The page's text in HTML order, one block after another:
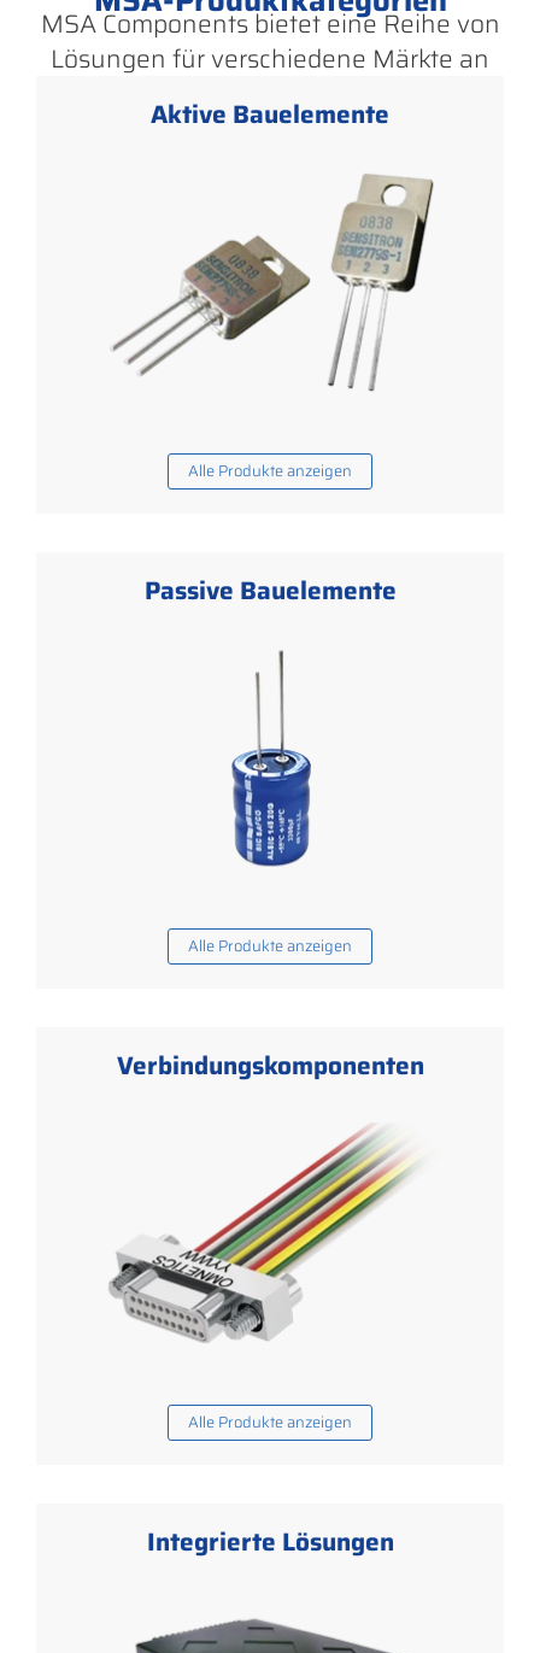
MSA Components bietet eine Reihe von
Lösungen für verschiedene Märkte an
Aktive Bauelemente
Alle Produkte anzeigen
Passive Bauelemente
Alle Produkte anzeigen
Verbindungskomponenten
Alle Produkte anzeigen
Integrierte Lösungen